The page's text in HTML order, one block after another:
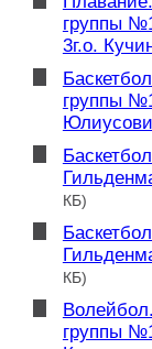
группы
3г.о.
группы
КБ)
КБ)
группы